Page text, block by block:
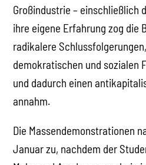
Großindustrie – einschließlich
ihre eigene Erfahrung zog die
radikalere
demokratischen und sozialen
und dadurch einen
annahm.
Die Massendemonstrationen
Januar zu, nachdem der